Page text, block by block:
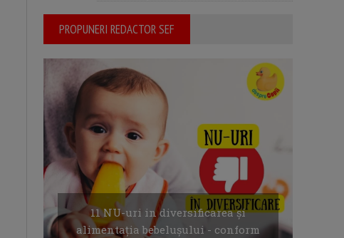
PROPUNERI REDACTOR SEF
11 NU-uri in diversificarea și
alimentația bebelușului - conform